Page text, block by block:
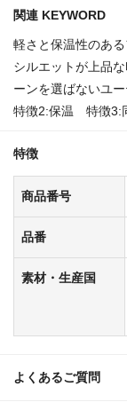
関連 KEYWORD
軽さと保温性のあ
シルエットが上品
ーンを選ばないユ
特徴2:保温 特徴3:
特徴
商品番号
品番
素材・生産国
よくあるご質問